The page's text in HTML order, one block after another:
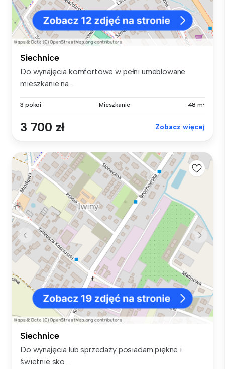
Siechnice
Do wynajęcia komfortowe w pełni umeblowane
mieszkanie na ...
3 pokoi Mieszkanie 48 m²
3 700 zł Zobacz więcej
Siechnice
Do wynajęcia lub sprzedaży posiadam piękne i
świetnie sko...